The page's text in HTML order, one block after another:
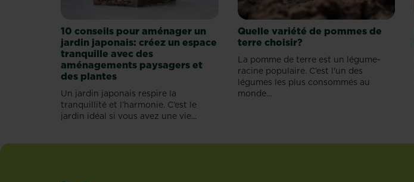
de
culture
mais
aussi
de
son
bon
goût
qui
10 conseils pour aménager un
jardin japonais: créez un espace
tranquille avec des
aménagements paysagers et
des plantes
Un jardin japonais respire la
tranquillité et l’harmonie. C’est le
jardin idéal si vous avez une vie...
Quelle variété de pommes de
terre choisir?
La pomme de terre est un légume-
racine populaire. C’est l'un des
légumes les plus consommés au
monde...